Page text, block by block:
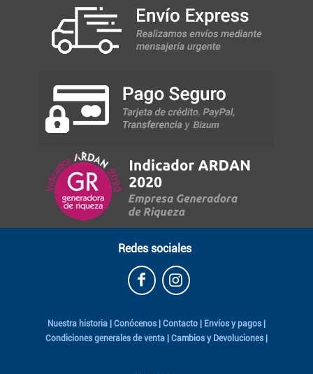
Redes sociales
Nuestra historia Conócenos Contacto Envíos y pagos
Condiciones generales de venta
Cambios y Devoluciones